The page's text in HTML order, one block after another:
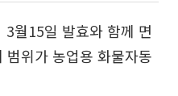
3월15일 발효와 함께 면
위가 농업용 화물자동